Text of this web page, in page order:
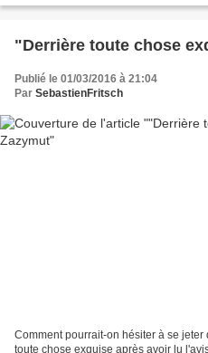
"Derrière toute chose
Publié le 01/03/2016 à 21:04
Par SebastienFritsch
Comment pourrait-on hésiter à se
toute chose exquise après avoir lu